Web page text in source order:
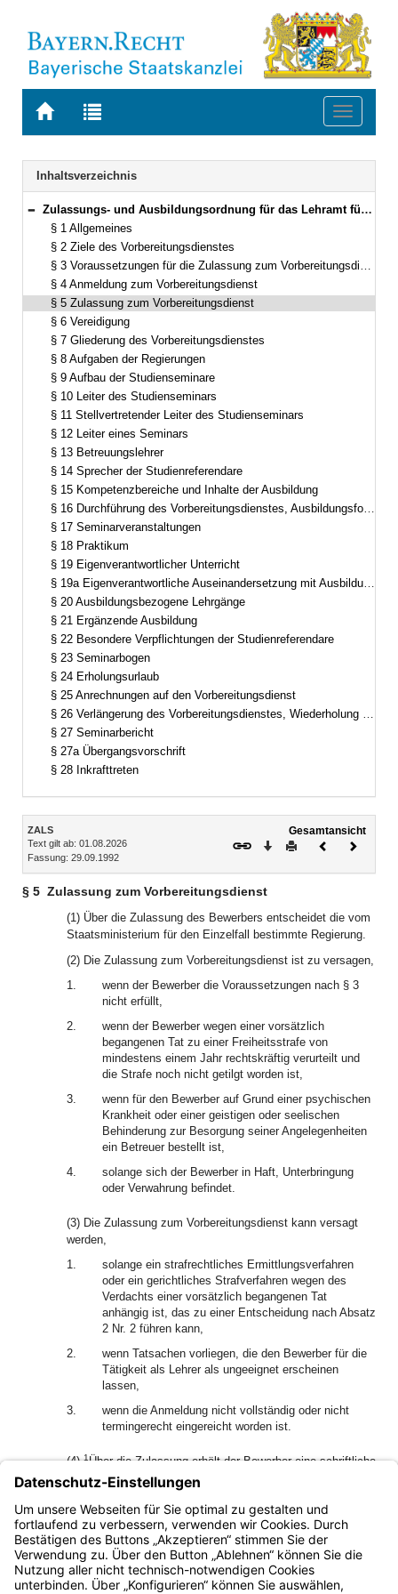
Zur
BAYERN.RECHT
Zur
letzten
Suche
Toggle
Navigation
Inhaltsverzeichnis
Bereich reduzieren
Zulassungs- und Ausbildungsordnung für das Lehramt für Sonderpädagogik (ZALS) in der Fassung der Bekanntmachung vom 29. September 1992 (GVBl. S. 461) BayRS 2038-3-4-4-1-K (§§ 1–28)
§ 1 Allgemeines
§ 2 Ziele des Vorbereitungsdienstes
§ 3 Voraussetzungen für die Zulassung zum Vorbereitungsdienst
§ 4 Anmeldung zum Vorbereitungsdienst
§ 5 Zulassung zum Vorbereitungsdienst
§ 6 Vereidigung
§ 7 Gliederung des Vorbereitungsdienstes
§ 8 Aufgaben der Regierungen
§ 9 Aufbau der Studienseminare
§ 10 Leiter des Studienseminars
§ 11 Stellvertretender Leiter des Studienseminars
§ 12 Leiter eines Seminars
§ 13 Betreuungslehrer
§ 14 Sprecher der Studienreferendare
§ 15 Kompetenzbereiche und Inhalte der Ausbildung
§ 16 Durchführung des Vorbereitungsdienstes, Ausbildungsformen
§ 17 Seminarveranstaltungen
§ 18 Praktikum
§ 19 Eigenverantwortlicher Unterricht
§ 19a Eigenverantwortliche Auseinandersetzung mit Ausbildungsinhalten
§ 20 Ausbildungsbezogene Lehrgänge
§ 21 Ergänzende Ausbildung
§ 22 Besondere Verpflichtungen der Studienreferendare
§ 23 Seminarbogen
§ 24 Erholungsurlaub
§ 25 Anrechnungen auf den Vorbereitungsdienst
§ 26 Verlängerung des Vorbereitungsdienstes, Wiederholung einzelner Ausbildungsabschnitte
§ 27 Seminarbericht
§ 27a Übergangsvorschrift
§ 28 Inkrafttreten
Inhalt
ZALS
Text gilt ab: 01.08.2026
Fassung: 29.09.1992
Gesamtansicht
Download
DruckenVorheriges
§ 5 Zulassung zum Vorbereitungsdienst
(1) Über die Zulassung des Bewerbers entscheidet die vom
Staatsministerium für den Einzelfall bestimmte Regierung.
(2) Die Zulassung zum Vorbereitungsdienst ist zu versagen,
1.
wenn der Bewerber die Voraussetzungen nach § 3
nicht erfüllt,
2.
wenn der Bewerber wegen einer vorsätzlich
begangenen Tat zu einer Freiheitsstrafe von
mindestens einem Jahr rechtskräftig verurteilt und
die Strafe noch nicht getilgt worden ist,
3.
wenn für den Bewerber auf Grund einer psychischen
Krankheit oder einer geistigen oder seelischen
Behinderung zur Besorgung seiner Angelegenheiten
ein Betreuer bestellt ist,
4.
solange sich der Bewerber in Haft, Unterbringung
oder Verwahrung befindet.
(3) Die Zulassung zum Vorbereitungsdienst kann versagt
werden,
1.
solange ein strafrechtliches Ermittlungsverfahren
oder ein gerichtliches Strafverfahren wegen des
Verdachts einer vorsätzlich begangenen Tat
anhängig ist, das zu einer Entscheidung nach Absatz
2 Nr. 2 führen kann,
2.
wenn Tatsachen vorliegen, die den Bewerber für die
Tätigkeit als Lehrer als ungeeignet erscheinen
lassen,
3.
wenn die Anmeldung nicht vollständig oder nicht
termingerecht eingereicht worden ist.
(4)1Über die Zulassung erhält der Bewerber eine schriftliche
Mitteilung, die bei ablehnender Entscheidung begründet
In den Fällen des § 3 Abs. 1 Sätze 2 und 3 enthält
die Mitteilung auch die Auflage und die Frist für die Erfüllung
dieser Auflage.
Bayern.de